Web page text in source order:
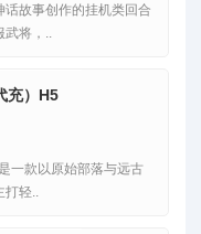
故事创作的挂机类回合
武将，..
充）H5
一款以原始部落与远古
打轻..